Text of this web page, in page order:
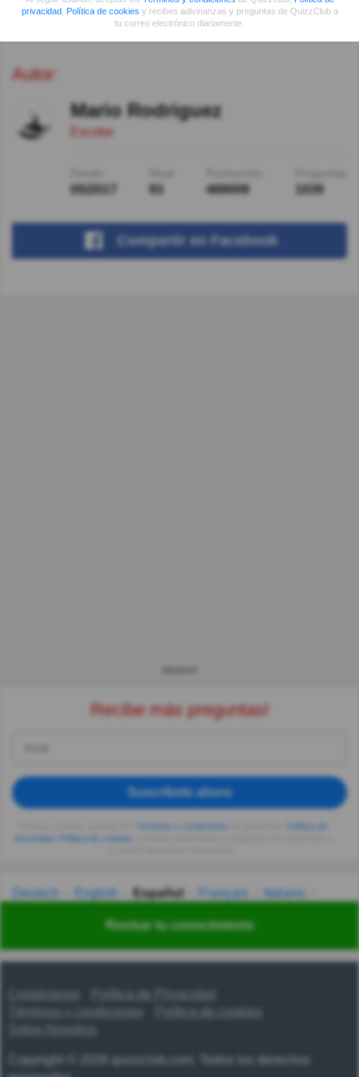
Revisar tu conocimiento
https://es.wikipedia.org/wiki/Triángulo_del_Litio
Autor:
Mario Rodriguez
Escritor
05/2017 93 489009 1039
Compartir en Facebook
Recibe más preguntas!
Suscríbete ahora
privacidad
Deutsch English Español Français
Italiano
Українська हिन्दी 한국어 汉语
Contáctanos
Política de Privacidad
Términos y condiciones
Copyright © 2026 quizzclub.com. Todos los derechos
privacidad, Política de cookies y recibes adivinanzas y preguntas de QuizzClub a
tu correo electrónico diariamente.